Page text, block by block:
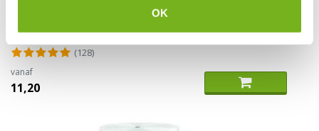
OK
(128)
vanaf
11,20